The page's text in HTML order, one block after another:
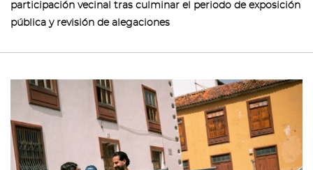
participación vecinal tras culminar el periodo de exposición
pública y revisión de alegaciones